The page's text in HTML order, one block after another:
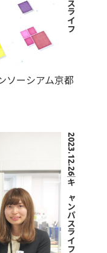
ソーシアム京都
2023.12.26
｜
キャンパスライフ